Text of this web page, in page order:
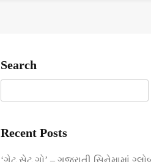
Search
Recent Posts
‘ગેટ સેટ ગો’ – ગુજરાતી સિનેમામાં